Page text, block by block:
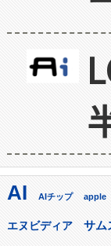
AI AIチップ apple
エヌビディア サム